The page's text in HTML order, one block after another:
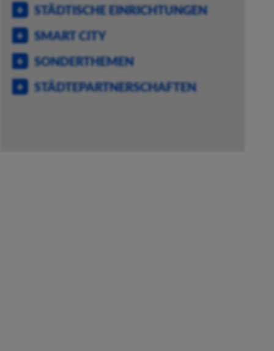
STÄDTISCHE EINRICHTUNGEN
SMART CITY
SONDERTHEMEN
STÄDTEPARTNERSCHAFTEN